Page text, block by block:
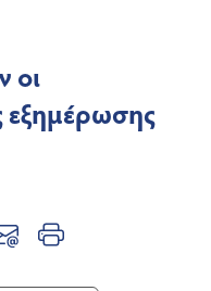
οι
εξημέρωσης